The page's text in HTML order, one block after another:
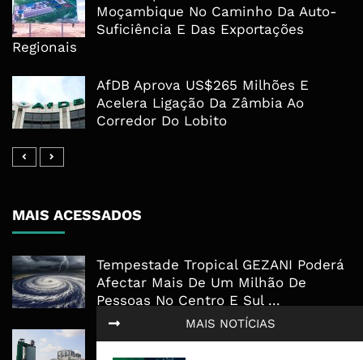
MAIS NOTÍCIAS
Moçambique No Caminho Da Auto-
Suficiência E Das Exportações
Regionais
AfDB Aprova US$265 Milhões E
Acelera Ligação Da Zâmbia Ao
Corredor Do Lobito
MAIS ACESSADOS
Tempestade Tropical GEZANI Poderá
Afectar Mais De Um Milhão De
Pessoas No Centro E Sul ...
Governo admite nova operadora
para a Mozal após suspensão das